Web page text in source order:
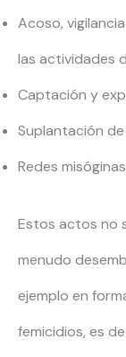
Acoso,
las actividades
Captación y
Suplantación
Redes
Estos actos no
menudo
ejemplo en
femicidios, es